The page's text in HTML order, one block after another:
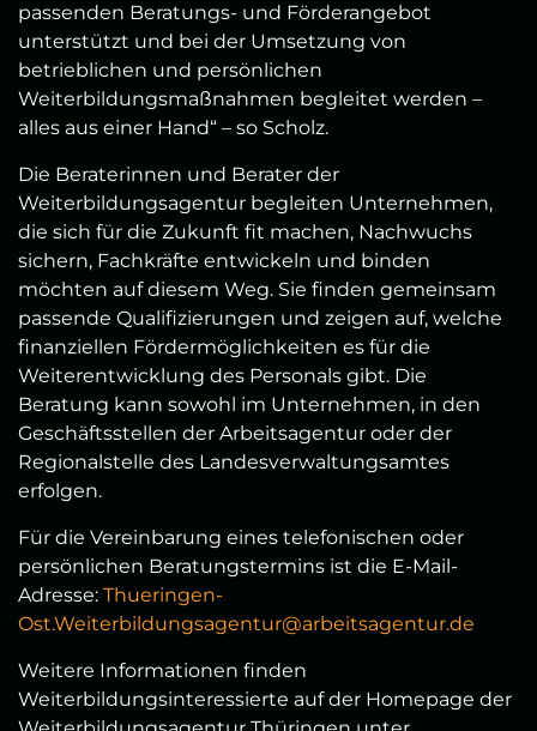
passenden Beratungs- und Förderangebot
unterstützt und bei der Umsetzung von
betrieblichen und persönlichen
Weiterbildungsmaßnahmen begleitet werden –
alles aus einer Hand“ – so Scholz.
Die Beraterinnen und Berater der
Weiterbildungsagentur begleiten Unternehmen,
die sich für die Zukunft fit machen, Nachwuchs
sichern, Fachkräfte entwickeln und binden
möchten auf diesem Weg. Sie finden gemeinsam
passende Qualifizierungen und zeigen auf, welche
finanziellen Fördermöglichkeiten es für die
Weiterentwicklung des Personals gibt. Die
Beratung kann sowohl im Unternehmen, in den
Geschäftsstellen der Arbeitsagentur oder der
Regionalstelle des Landesverwaltungsamtes
erfolgen.
Für die Vereinbarung eines telefonischen oder
persönlichen Beratungstermins ist die E-Mail-
Adresse: Thueringen-
Ost.Weiterbildungsagentur@arbeitsagentur.de
Weitere Informationen finden
Weiterbildungsinteressierte auf der Homepage der